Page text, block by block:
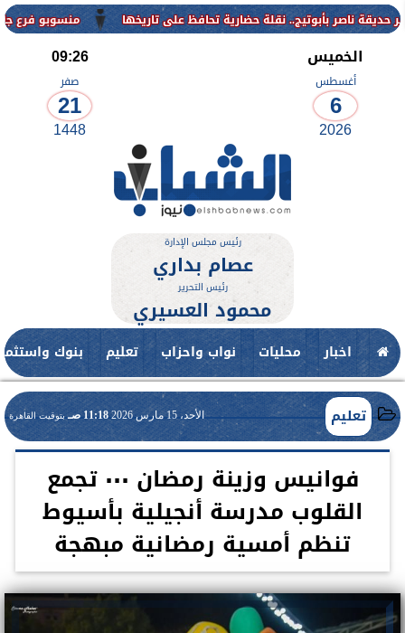
منسوبو فرع جامعة الأزهر
الخميس
أغسطس
6
2026
09:26
صفر
21
1448
رئيس مجلس الإدارة
عصام بداري
رئيس التحرير
محمود العسيري
اخبار محليات نواب واحزاب تعليم بنوك
تعليم الأحد، 15 مارس 2026 11:18 صـ بتوقيت القاهرة
فوانيس وزينة رمضان ٠٠٠ تجمع
القلوب مدرسة أنجيلية بأسيوط
تنظم أمسية رمضانية مبهجة